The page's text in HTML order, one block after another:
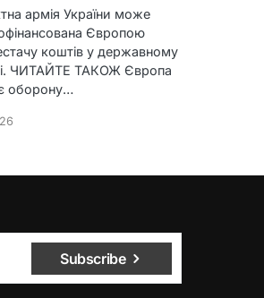
армія України може
Європою
коштів у державному
ЧИТАЙТЕ ТАКОЖ Європа
оборону…
Subscribe